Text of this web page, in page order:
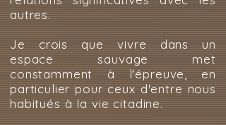
autres.
Je crois que vivre dans un
espace sauvage met
constamment à l'épreuve, en
particulier pour ceux d'entre nous
habitués à la vie citadine.